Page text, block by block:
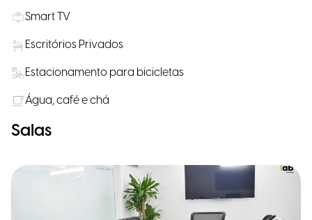
Smart TV
Escritórios Privados
Estacionamento para bicicletas
Água, café e chá
Salas